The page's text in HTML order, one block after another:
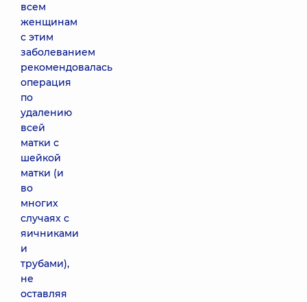
всем
женщинам
с этим
заболеванием
рекомендовалась
операция
по
удалению
всей
матки с
шейкой
матки (и
во
многих
случаях с
яичниками
и
трубами),
не
оставляя